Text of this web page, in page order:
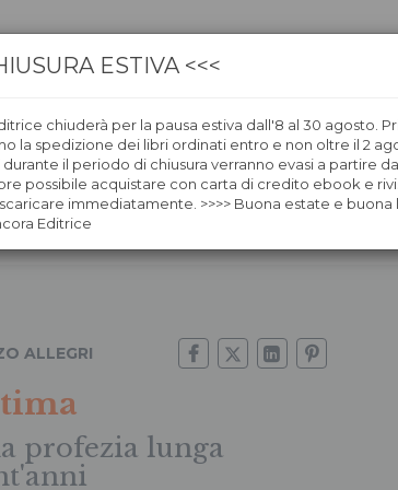
LIBRERIE ÀNCORAWOW
ALLEGRI
profezia lunga
ESTIVA <<<
chiuderà per la pausa estiva dall'8 al 30 agosto.
la spedizione dei libri ordinati entro e non oltre il 2
il periodo di chiusura verranno evasi a partire
possibile acquistare con carta di credito ebook e
immediatamente. >>>> Buona estate e buona
Editrice